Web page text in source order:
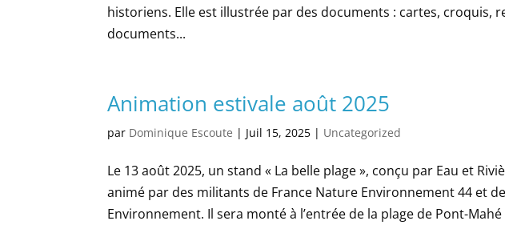
historiens. Elle est illustrée par des documents : cartes, croquis,
documents...
Animation estivale août 2025
par Dominique Escoute | Juil 15, 2025 | Uncategorized
Le 13 août 2025, un stand « La belle plage », conçu par Eau et
animé par des militants de France Nature Environnement 44 et
Environnement. Il sera monté à l’entrée de la plage de Pont-Mahé